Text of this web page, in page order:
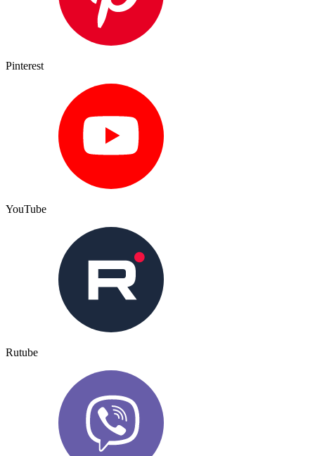
Pinterest
YouTube
Rutube